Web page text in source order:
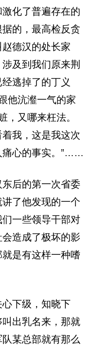
化了普遍存在的
的，最高检反贪
德汉的处长家
及到我们原来荆
逃掉了的丁义
他沆瀣一气的家
，又哪来枉法。
我，这是我这次
痛心的事实。”……
后的第一次省委
了他发现的一个
一些领导干部对
造成了极坏的影
是有这样一种嗜
下级，知晓下
出乳名来，那就
某总部就有那么